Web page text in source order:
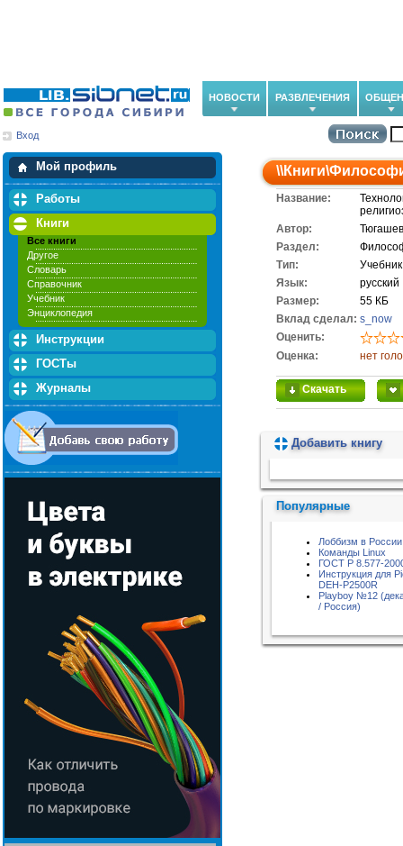
НОВОСТИ РАЗВЛЕЧЕНИЯ
Вход
Мой профиль
Мои закладки
Работы
Книги
Все книги
Другое
Словарь
Справочник
Учебник
Энциклопедия
Инструкции
ГОСТы
Журналы
\\Книги\
Название:
Автор:
Раздел:
Тип:
Учебник
Язык:
русский
Размер:
55 КБ
Вклад сделал: s_now
Оценить:
Оценка:
нет
Скачать
Добавить книгу
Популярные
Лоббизм в России
Команды Linux
ГОСТ Р 8.577-
Инструкция для
DEH-P2500R
Playboy №12
/ Россия)